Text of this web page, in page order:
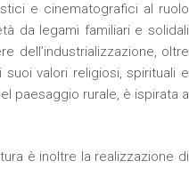
e cinematografici al ruolo
da legami familiari e solidali
dell’industrializzazione, oltre
valori religiosi, spirituali e
paesaggio rurale, è ispirata a
è inoltre la realizzazione di